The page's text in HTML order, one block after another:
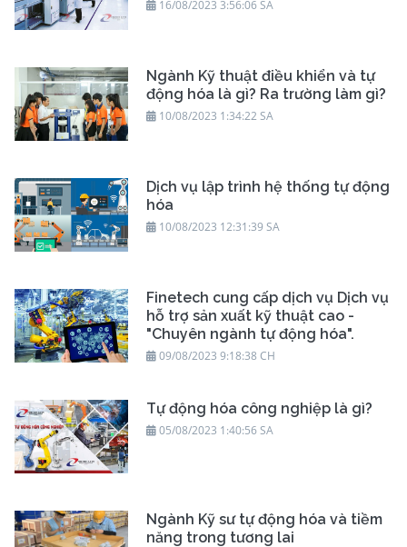
16/08/2023 3:56:06 SA
Ngành Kỹ thuật điều khiển và tự
động hóa là gì? Ra trường làm gì?
10/08/2023 1:34:22 SA
Dịch vụ lập trình hệ thống tự động
hóa
10/08/2023 12:31:39 SA
Finetech cung cấp dịch vụ Dịch vụ
hỗ trợ sản xuất kỹ thuật cao -
"Chuyên ngành tự động hóa".
09/08/2023 9:18:38 CH
Tự động hóa công nghiệp là gì?
05/08/2023 1:40:56 SA
Ngành Kỹ sư tự động hóa và tiềm
năng trong tương lai